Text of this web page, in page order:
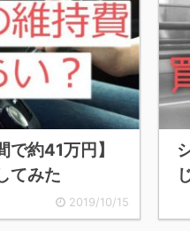
約41万円】
てみた
2019/10/15